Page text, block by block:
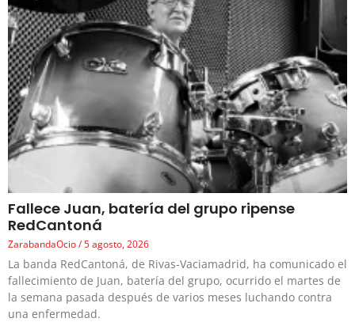
Fallece Juan, batería del grupo ripense
RedCantoná
ZarabandaOcio 5 agosto, 2026
La banda RedCantoná, de Rivas-Vaciamadrid, ha comunicado el
fallecimiento de Juan, batería del grupo, ocurrido el martes de
la semana pasada después de varios meses luchando contra
una enfermedad.